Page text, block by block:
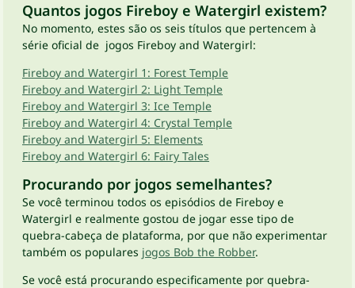
Quantos jogos Fireboy e Watergirl existem?
No momento, estes são os seis títulos que pertencem à
série oficial de jogos Fireboy and Watergirl:
Fireboy and Watergirl 1: Forest Temple
Fireboy and Watergirl 2: Light Temple
Fireboy and Watergirl 3: Ice Temple
Fireboy and Watergirl 4: Crystal Temple
Fireboy and Watergirl 5: Elements
Fireboy and Watergirl 6: Fairy Tales
Procurando por jogos semelhantes?
Se você terminou todos os episódios de Fireboy e
Watergirl e realmente gostou de jogar esse tipo de
quebra-cabeça de plataforma, por que não experimentar
também os populares jogos Bob the Robber.
Se você está procurando especificamente por quebra-